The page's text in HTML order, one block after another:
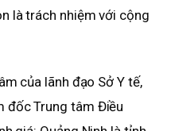
là trách nhiệm với cộng
của lãnh đạo Sở Y tế,
đốc Trung tâm Điều